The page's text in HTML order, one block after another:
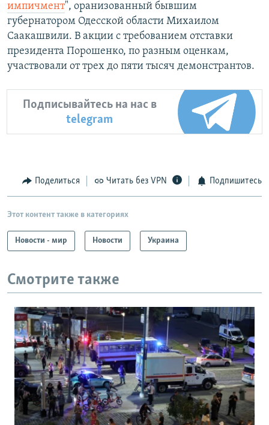
импичмент", оранизованный бывшим
губернатором Одесской области Михаилом
Саакашвили. В акции с требованием отставки
президента Порошенко, по разным оценкам,
участвовали от трех до пяти тысяч демонстрантов.
Подписывайтесь на нас в
telegram
Поделиться Читать без VPN Подпишитесь
Этот контент также в категориях
Новости - мир Новости Украина
Смотрите также